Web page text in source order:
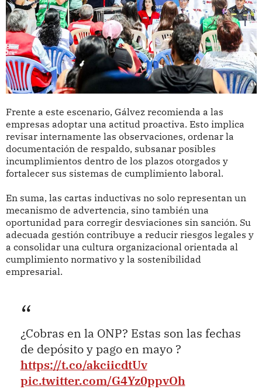
Frente a este escenario, Gálvez recomienda a las
empresas adoptar una actitud proactiva. Esto implica
revisar internamente las observaciones, ordenar la
documentación de respaldo, subsanar posibles
incumplimientos dentro de los plazos otorgados y
fortalecer sus sistemas de cumplimiento laboral.
En suma, las cartas inductivas no solo representan un
mecanismo de advertencia, sino también una
oportunidad para corregir desviaciones sin sanción. Su
adecuada gestión contribuye a reducir riesgos legales y
a consolidar una cultura organizacional orientada al
cumplimiento normativo y la sostenibilidad
empresarial.
¿Cobras en la ONP? Estas son las fechas
de depósito y pago en mayo ?
https://t.co/akciicdtUv
pic.twitter.com/G4Yz0ppvOh